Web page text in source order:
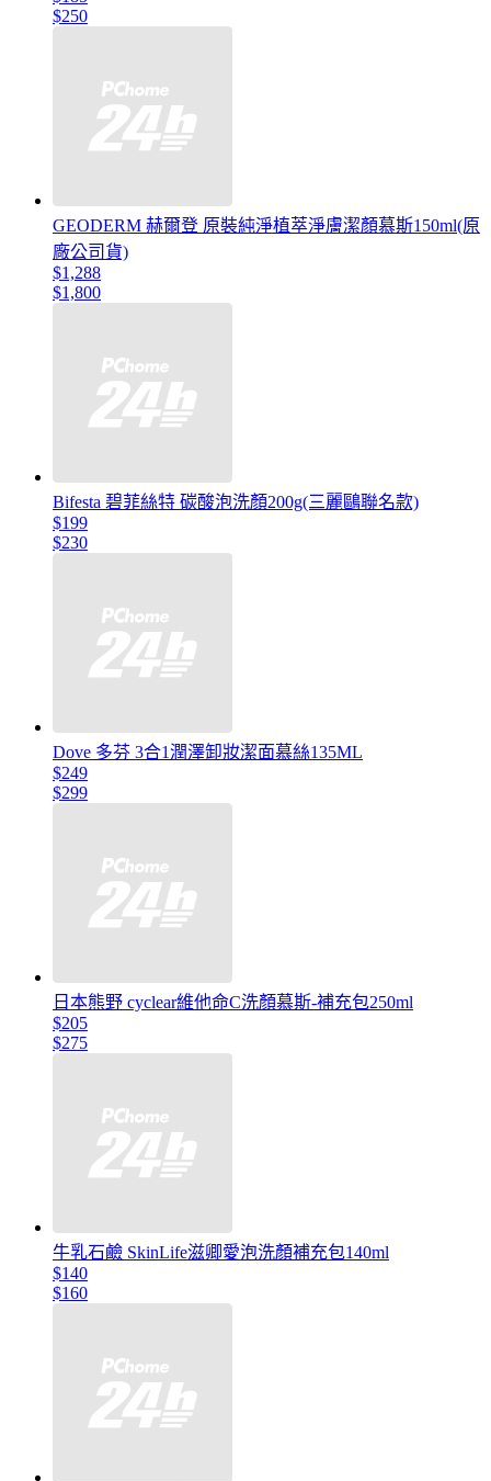
$250
GEODERM 赫爾登 原裝純淨植萃淨膚潔顏慕斯150ml(原
廠公司貨)
$1,288
$1,800
Bifesta 碧菲絲特 碳酸泡洗顏200g(三麗鷗聯名款)
$199
$230
Dove 多芬 3合1潤澤卸妝潔面慕絲135ML
$249
$299
日本熊野 cyclear維他命C洗顏慕斯-補充包250ml
$205
$275
牛乳石鹼 SkinLife滋卿愛泡洗顏補充包140ml
$140
$160